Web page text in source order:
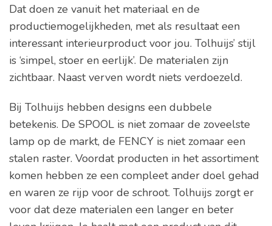
Dat doen ze vanuit het materiaal en de
productiemogelijkheden, met als resultaat een
interessant interieurproduct voor jou. Tolhuijs’ stijl
is ‘simpel, stoer en eerlijk’. De materialen zijn
zichtbaar. Naast verven wordt niets verdoezeld.
Bij Tolhuijs hebben designs een dubbele
betekenis. De SPOOL is niet zomaar de zoveelste
lamp op de markt, de FENCY is niet zomaar een
stalen raster. Voordat producten in het assortiment
komen hebben ze een compleet ander doel gehad
en waren ze rijp voor de schroot. Tolhuijs zorgt er
voor dat deze materialen een langer en beter